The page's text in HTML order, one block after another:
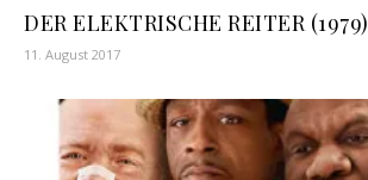
DER ELEKTRISCHE REITER (1979)
11. August 2017